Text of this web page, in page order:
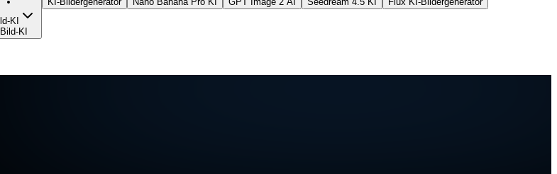
KI
Bild-KI